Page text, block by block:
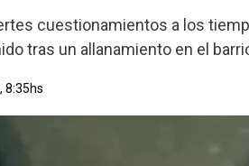
cuestionamientos a los
tras un allanamiento en el
8:35hs